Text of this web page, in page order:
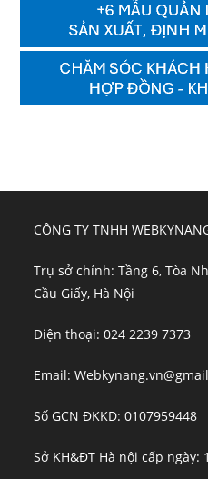
CÔNG TY TNHH
Trụ sở chính: Tầng 6, Tòa
Cầu Giấy, Hà Nội
Điện thoại: 024 2239 7373
Email:
Số GCN ĐKKD: 0107959448
Sở KH&ĐT Hà nội cấp ngày: